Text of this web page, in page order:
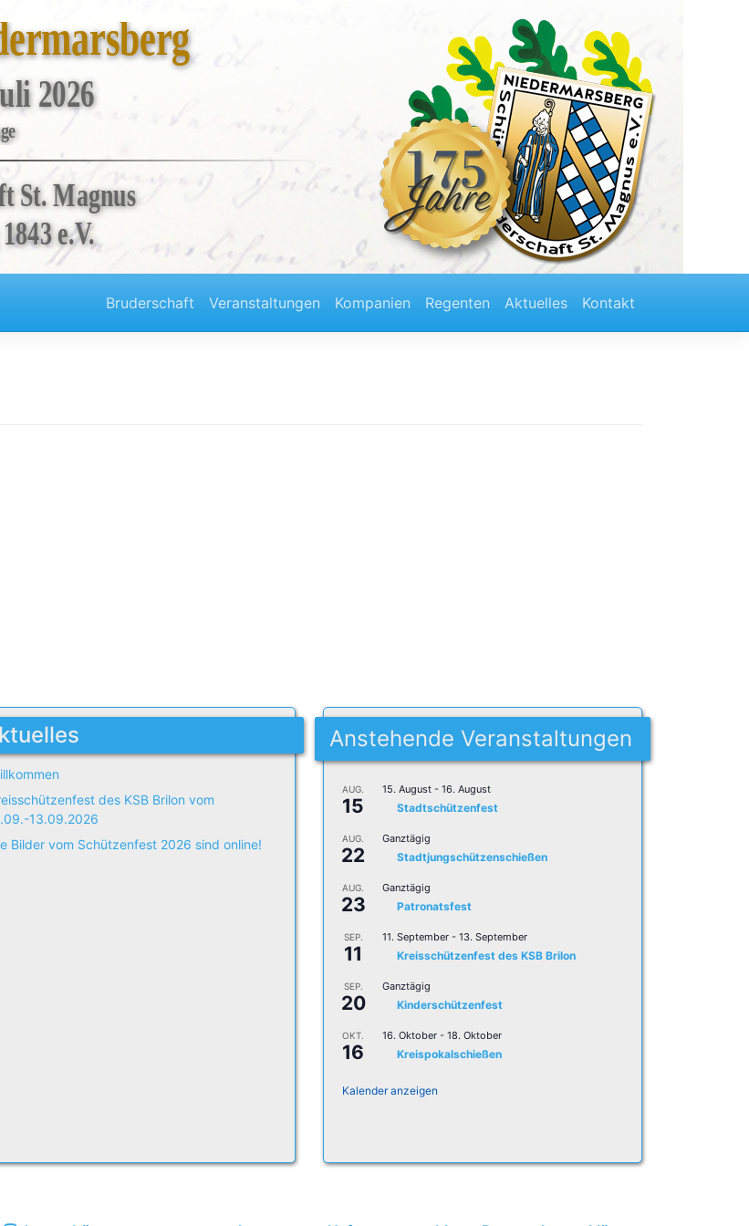
2026
St. Magnus
e.V.
Bruderschaft Veranstaltungen Kompanien Regenten Aktuelles Kontakt
des KSB Brilon vom
13.09.2026
Bilder vom Schützenfest 2026 sind online!
Anstehende Veranstaltungen
AUG.
15
15. August - 16. August
Stadtschützenfest
AUG.
22
Ganztägig
Stadtjungschützenschießen
AUG.
23
Ganztägig
Patronatsfest
SEP.
11
11. September - 13. September
Kreisschützenfest des KSB Brilon
SEP.
20
Ganztägig
Kinderschützenfest
OKT.
16
16. Oktober - 18. Oktober
Kreispokalschießen
Kalender anzeigen